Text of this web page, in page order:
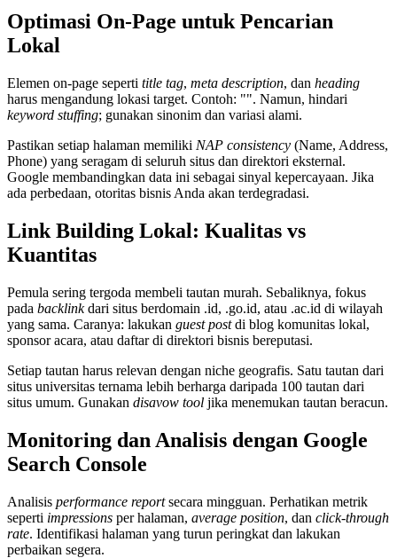
Optimasi On-Page untuk Pencarian
Lokal
Elemen on-page seperti title tag, meta description, dan heading
harus mengandung lokasi target. Contoh: "". Namun, hindari
keyword stuffing; gunakan sinonim dan variasi alami.
Pastikan setiap halaman memiliki NAP consistency (Name, Address,
Phone) yang seragam di seluruh situs dan direktori eksternal.
Google membandingkan data ini sebagai sinyal kepercayaan. Jika
ada perbedaan, otoritas bisnis Anda akan terdegradasi.
Link Building Lokal: Kualitas vs
Kuantitas
Pemula sering tergoda membeli tautan murah. Sebaliknya, fokus
pada backlinkdari situs berdomain .id, .go.id, atau .ac.id di wilayah
yang sama. Caranya: lakukan guest postdi blog komunitas lokal,
sponsor acara, atau daftar di direktori bisnis bereputasi.
Setiap tautan harus relevan dengan niche geografis. Satu tautan dari
situs universitas ternama lebih berharga daripada 100 tautan dari
situs umum. Gunakan disavow tool jika menemukan tautan beracun.
Monitoring dan Analisis dengan Google
Search Console
Analisis performance reportsecara mingguan. Perhatikan metrik
seperti impressions per halaman, average position, dan click-through
rate. Identifikasi halaman yang turun peringkat dan lakukan
perbaikan segera.